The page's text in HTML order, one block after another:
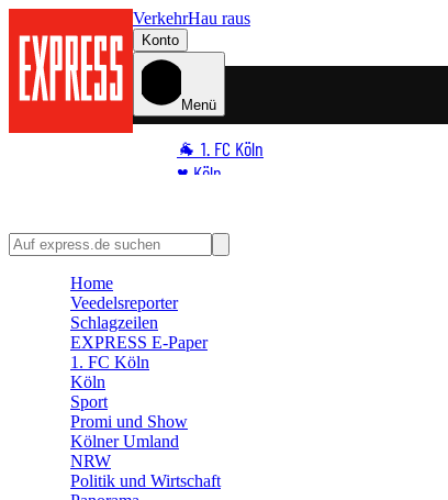
VerkehrHau raus
Konto
Menü
🐐 1. FC Köln
♥️ Köln
🏆 Sport
🛒 Shoppingwelt
Geisterfahrer am
Home
Veedelsreporter
Schlagzeilen
EXPRESS E-Paper
1. FC Köln
Köln
Sport
Promi und Show
Kölner Umland
NRW
Politik und Wirtschaft